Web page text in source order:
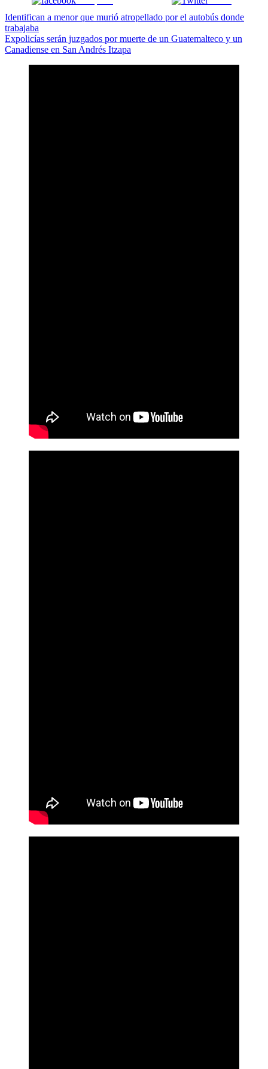
Navegación
de
entradas
Identifican a menor que murió atropellado por el autobús donde
trabajaba
Expolicías serán juzgados por muerte de un Guatemalteco y un
Canadiense en San Andrés Itzapa